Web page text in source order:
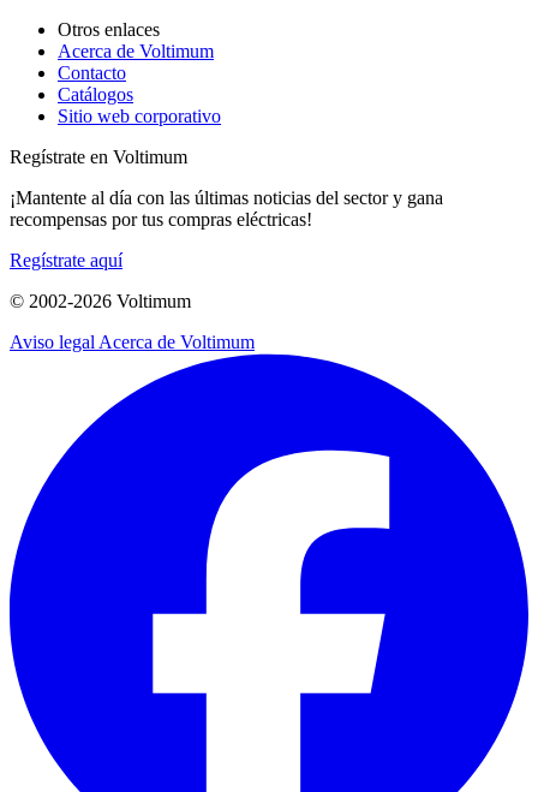
Otros enlaces
Acerca de Voltimum
Contacto
Catálogos
Sitio web corporativo
Regístrate en Voltimum
¡Mantente al día con las últimas noticias del sector y gana
recompensas por tus compras eléctricas!
Regístrate aquí
© 2002-2026 Voltimum
Aviso legal Acerca de Voltimum